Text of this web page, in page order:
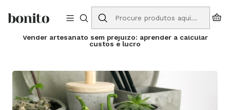
Início
Blog
Vender artesanato sem prejuízo: aprender a calcular
custos e lucro